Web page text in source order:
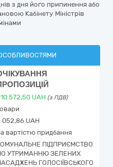
з дня його припинення або
Кабінету Міністрів
ОСОБЛИВОСТЯМИ
572,50 UAH (з ПДВ)
052,86 UAH
вартістю придбання
ПІДПРИЄМСТВО
УТРИМАННЮ ЗЕЛЕНИХ
ГОЛОСІЇВСЬКОГО